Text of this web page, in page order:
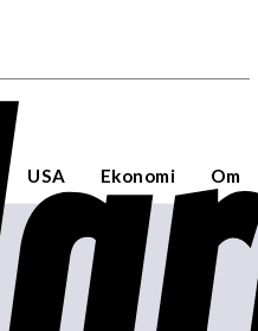
USA Ekonomi Om